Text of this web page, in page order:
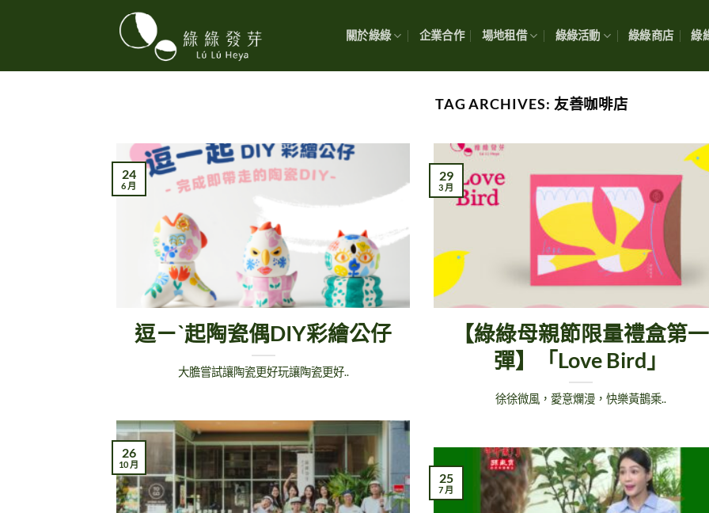
關於綠綠 企業合作 場地租借 綠綠活動 綠綠商店 綠
TAG ARCHIVES: 友善咖啡店
逗ㄧˋ起陶瓷偶DIY彩繪公仔
大膽嘗試讓陶瓷更好玩讓陶瓷更好..
24
6 月
【綠綠母親節限量禮盒第一
彈】「Love Bird」
徐徐微風，愛意爛漫，快樂黃鵲乘..
29
3 月
26
10 月
25
7 月